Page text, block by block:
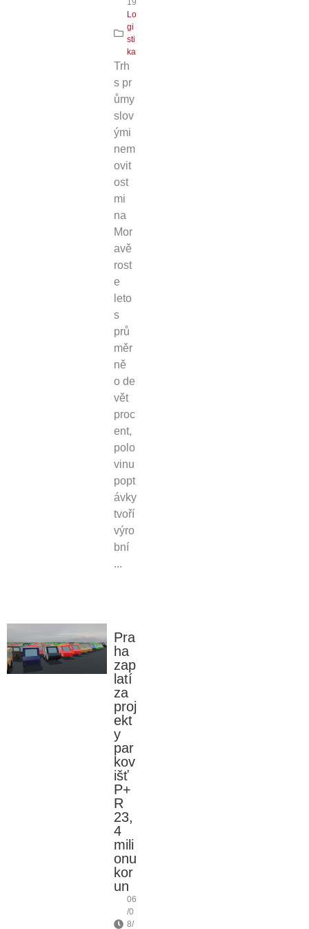
Lo
gi
sti
ka
Trh
s pr
ůmy
slov
ými
nem
ovit
ost
mi
na
Mor
avě
rost
e
leto
s
prů
měr
ně
o de
vět
proc
ent,
polo
vinu
popt
ávky
tvoří
výro
bní
...
Pra
ha
zap
latí
za
proj
ekt
y
par
kov
išť
P+
R
23,
4
mili
onu
kor
un
06
/0
8/